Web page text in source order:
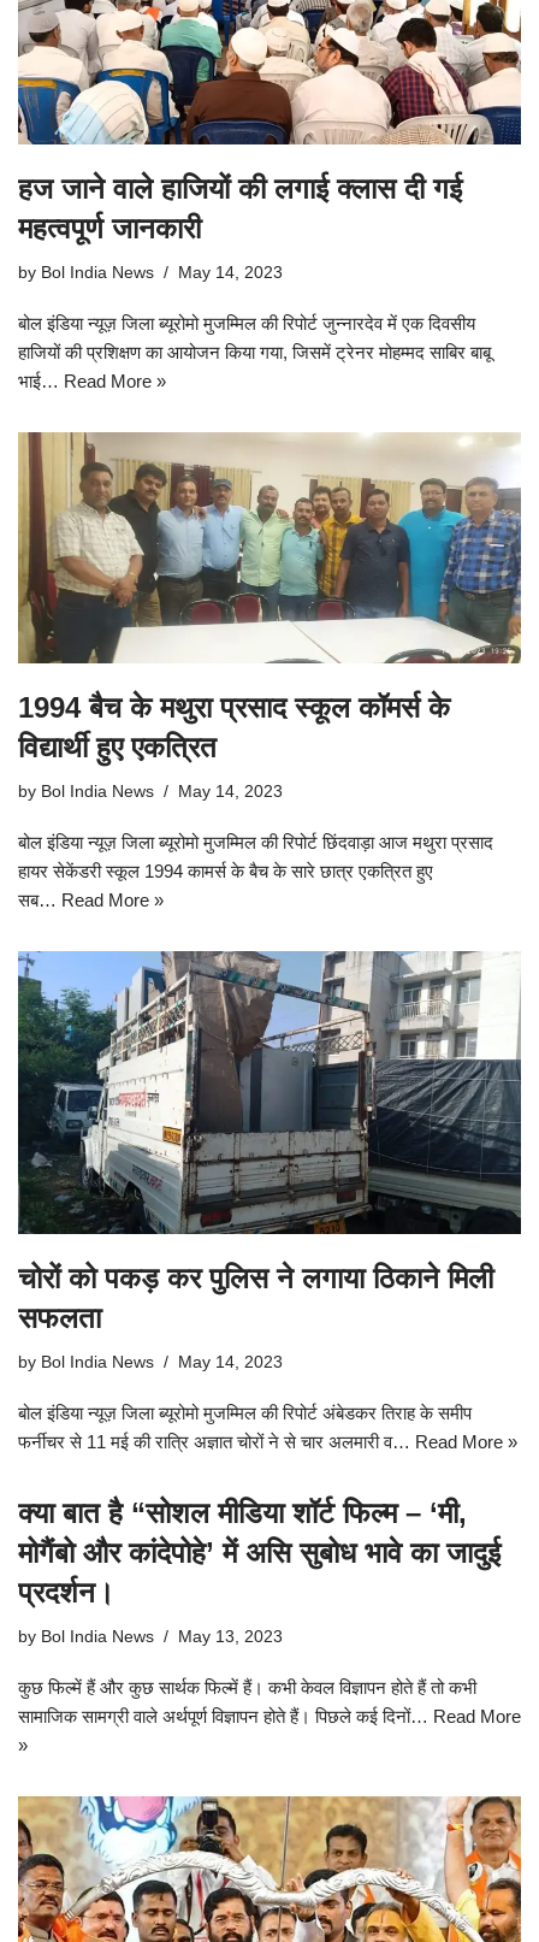
हज जाने वाले हाजियों की लगाई क्लास दी गई
महत्वपूर्ण जानकारी
by Bol India News May 14, 2023
बोल इंडिया न्यूज़ जिला ब्यूरोमो मुजम्मिल की रिपोर्ट जुन्नारदेव में एक दिवसीय
हाजियों की प्रशिक्षण का आयोजन किया गया, जिसमें ट्रेनर मोहम्मद साबिर बाबू
भाई… Read More »
1994 बैच के मथुरा प्रसाद स्कूल कॉमर्स के
विद्यार्थी हुए एकत्रित
by Bol India News May 14, 2023
बोल इंडिया न्यूज़ जिला ब्यूरोमो मुजम्मिल की रिपोर्ट छिंदवाड़ा आज मथुरा प्रसाद
हायर सेकेंडरी स्कूल 1994 कामर्स के बैच के सारे छात्र एकत्रित हुए
सब… Read More »
चोरों को पकड़ कर पुलिस ने लगाया ठिकाने मिली
सफलता
by Bol India News May 14, 2023
बोल इंडिया न्यूज़ जिला ब्यूरोमो मुजम्मिल की रिपोर्ट अंबेडकर तिराह के समीप
फर्नीचर से 11 मई की रात्रि अज्ञात चोरों ने से चार अलमारी व… Read More »
क्या बात है “सोशल मीडिया शॉर्ट फिल्म – ‘मी,
मोगैंबो और कांदेपोहे’ में असि सुबोध भावे का जादुई
प्रदर्शन।
by Bol India News May 13, 2023
कुछ फिल्में हैं और कुछ सार्थक फिल्में हैं। कभी केवल विज्ञापन होते हैं तो कभी
सामाजिक सामग्री वाले अर्थपूर्ण विज्ञापन होते हैं। पिछले कई दिनों… Read More
»